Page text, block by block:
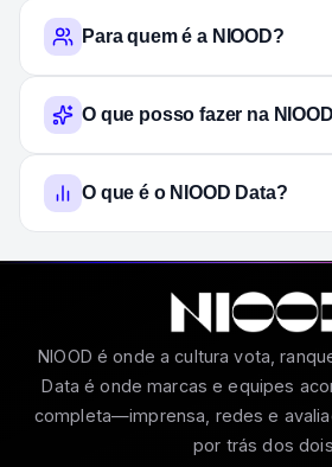
Para quem é a NIOOD?
O que posso fazer na
O que é o NIOOD Data?
NIOOD é onde a cultura vota,
Data é onde marcas e equipes
completa—imprensa, redes e
por trás dos